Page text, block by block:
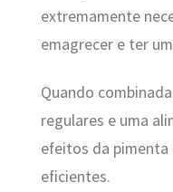
extremamente
emagrecer e ter
Quando
regulares e uma
efeitos da pimenta
eficientes.